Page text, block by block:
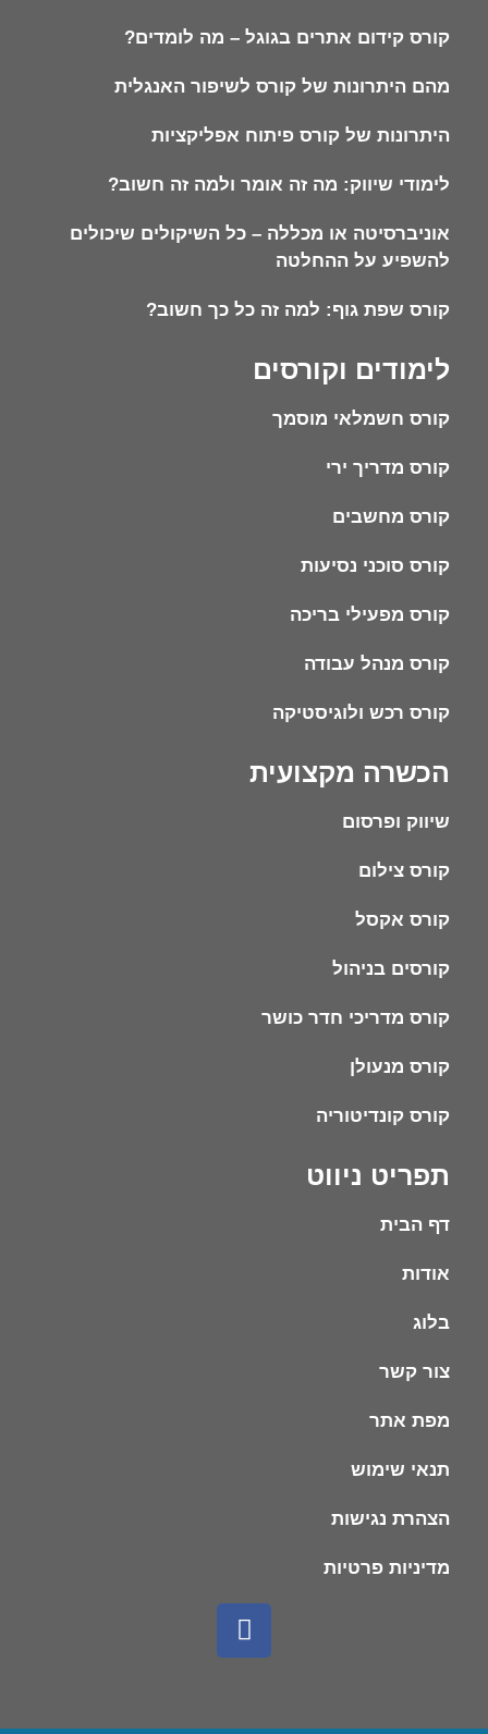
תפריט ניווט
דף הבית
אודות
בלוג
צור קשר
מפת אתר
תנאי שימוש
הצהרת נגישות
מדיניות פרטיות
הכשרה מקצועית
שיווק ופרסום
קורס צילום
קורס אקסל
קורסים בניהול
קורס מדריכי חדר כושר
קורס מנעולן
קורס קונדיטוריה
לימודים וקורסים
קורס חשמלאי מוסמך
קורס מדריך ירי
קורס מחשבים
קורס סוכני נסיעות
קורס מפעילי בריכה
קורס מנהל עבודה
קורס רכש ולוגיסטיקה
קורס קידום אתרים בגוגל – מה לומדים?
מהם היתרונות של קורס לשיפור האנגלית
היתרונות של קורס פיתוח אפליקציות
לימודי שיווק: מה זה אומר ולמה זה חשוב?
אוניברסיטה או מכללה – כל השיקולים שיכולים
להשפיע על ההחלטה
קורס שפת גוף: למה זה כל כך חשוב?